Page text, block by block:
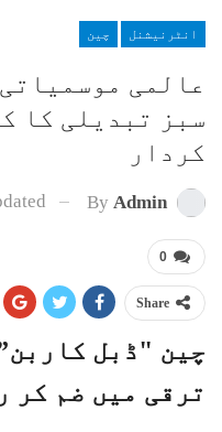
انٹرنیشنل چین
عالمی
سبز تبدیلی کا
کردار
By Admin
0
Share
چین "ڈبل
ترقی میں ضم کر